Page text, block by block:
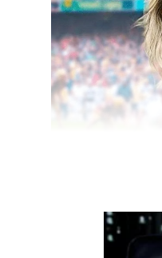
Coloque a
Espere o
Toque no